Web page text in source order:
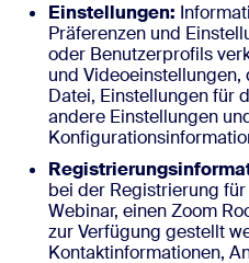
Einstellungen:
Präferenzen und
oder Benutzerprofils
und
Datei, Einstellungen für
andere Einstellungen
bei der Registrierung
Webinar, einen Zoom
zur Verfügung gestellt
Kontaktinformationen,